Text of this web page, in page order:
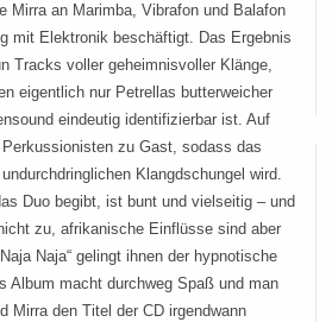
Mirra an Marimba, Vibrafon und Balafon
mit Elektronik beschäftigt. Das Ergebnis
Tracks voller geheimnisvoller Klänge,
eigentlich nur Petrellas butterweicher
eindeutig identifizierbar ist. Auf
zu Gast, sodass das
Klangdschungel wird.
Duo begibt, ist bunt und vielseitig – und
zu, afrikanische Einflüsse sind aber
Naja“ gelingt ihnen der hypnotische
Album macht durchweg Spaß und man
Mirra den Titel der CD irgendwann